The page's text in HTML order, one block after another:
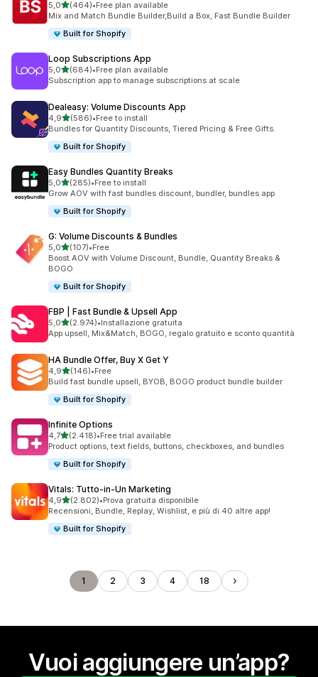
5,0stelle su 5
(464)
464 recensioni totali
•Free plan available
Mix and Match Bundle Builder,Build a Box, Fast Bundle Builder
Built for Shopify
Loop Subscriptions App
5,0stelle su 5
(684)
684 recensioni totali
•Free plan available
Subscription app to manage subscriptions at scale
Dealeasy: Volume Discounts App
4,9stelle su 5
(586)
586 recensioni totali
•Free to install
Bundles for Quantity Discounts, Tiered Pricing & Free Gifts.
Built for Shopify
Easy Bundles Quantity Breaks
5,0stelle su 5
(285)
285 recensioni totali
•Free to install
Grow AOV with fast bundles discount, bundler, bundles app
Built for Shopify
G: Volume Discounts & Bundles
5,0stelle su 5
(107)
107 recensioni totali
•Free
Boost AOV with Volume Discount, Bundle, Quantity Breaks &
BOGO
Built for Shopify
FBP | Fast Bundle & Upsell App
5,0stelle su 5
(2.974)
2974 recensioni totali
•Installazione gratuita
App upsell, Mix&Match, BOGO, regalo gratuito e sconto quantità
HA Bundle Offer, Buy X Get Y
4,9stelle su 5
(146)
146 recensioni totali
•Free
Build fast bundle upsell, BYOB, BOGO product bundle builder
Built for Shopify
Infinite Options
4,7stelle su 5
(2.418)
2418 recensioni totali
•Free trial available
Product options, text fields, buttons, checkboxes, and bundles
Built for Shopify
Vitals: Tutto‑in‑Un Marketing
4,9stelle su 5
(2.802)
2802 recensioni totali
•Prova gratuita disponibile
Recensioni, Bundle, Replay, Wishlist, e più di 40 altre app!
Built for Shopify
1 2 3 4 18
Vuoi aggiungere un’app?